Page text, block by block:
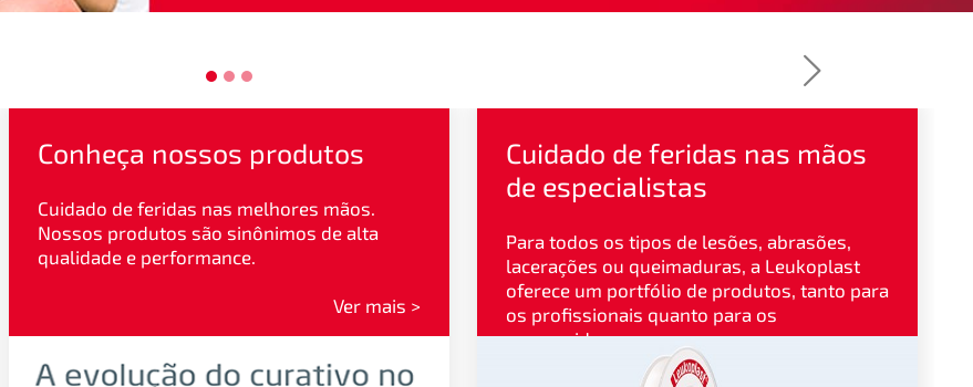
Conheça nossos produtos
Cuidado de feridas nas melhores mãos.
Nossos produtos são sinônimos de alta
qualidade e performance.
Ver mais >
Cuidado de feridas nas mãos
de especialistas
Para todos os tipos de lesões, abrasões,
lacerações ou queimaduras, a Leukoplast
oferece um portfólio de produtos, tanto para
os profissionais quanto para os
consumidores.